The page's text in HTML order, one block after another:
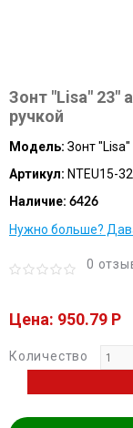
Зонт "Lisa" 23"
ручкой
Модель: Зонт
Артикул: NTEU15-
Наличие: 6426
Нужно больше?
0
Цена: 950.79 P
Количество